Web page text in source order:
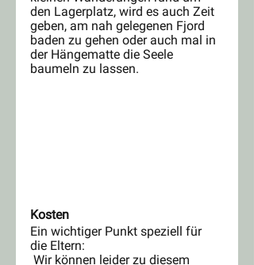
den Lagerplatz, wird es auch Zeit
geben, am nah gelegenen Fjord
baden zu gehen oder auch mal in
der Hängematte die Seele
baumeln zu lassen.
Kosten
Ein wichtiger Punkt speziell für
die Eltern: